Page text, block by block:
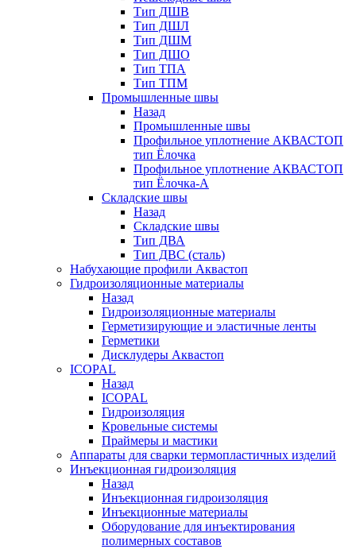
Тип ДШВ
Тип ДШЛ
Тип ДШМ
Тип ДШО
Тип ТПА
Тип ТПМ
Промышленные швы
Назад
Промышленные швы
Профильное уплотнение АКВАСТОП
тип Ёлочка
Профильное уплотнение АКВАСТОП
тип Ёлочка-А
Складские швы
Назад
Складские швы
Тип ДВА
Тип ДВС (сталь)
Набухающие профили Аквастоп
Гидроизоляционные материалы
Назад
Гидроизоляционные материалы
Герметизирующие и эластичные ленты
Герметики
Дисклудеры Аквастоп
ICOPAL
Назад
ICOPAL
Гидроизоляция
Кровельные системы
Праймеры и мастики
Аппараты для сварки термопластичных изделий
Инъекционная гидроизоляция
Назад
Инъекционная гидроизоляция
Инъекционные материалы
Оборудование для инъектирования
полимерных составов